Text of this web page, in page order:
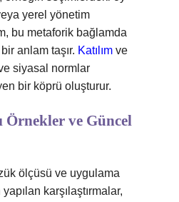
yerel yönetim
bu metaforik bağlamda
anlam taşır. Katılım ve
siyasal normlar
bir köprü oluşturur.
Örnekler ve Güncel
ölçüsü ve uygulama
karşılaştırmalar,